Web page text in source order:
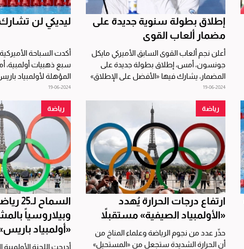
إطلاق بطولة سنوية جديدة على
مضمار ألعاب القوى
أعلن نجم ألعاب القوى السابق الأميركي مايكل
جونسون، أمس، إطلاق بطولة جديدة على
المضمار، يشارك فيها «الأفضل على الإطلاق»
في 4 لقاءات...
19-06-2024
ليديكي لن تشارك في
أكدت السباحة
سبع ذهبيات أولمبية،
المؤهلة لأولمبياد
المشاركة في...
19-06-2024
رياضة
ارتفاع درجات الحرارة يُهدد
«الأولمبياد الصيفية» مستقبلاً
حذّر عدد من نجوم الرياضة وعلماء المناخ من
أن الحرارة الشديدة ستجعل من «المستحيل»
رياضة
السماح
وبيلاروسياً
«أولمبياد